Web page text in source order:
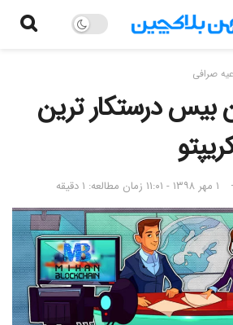
صرافی
بیس درستکار ترین
۱ مهر ۱۳۹۸ - ۱۱:۰۱ زمان مطالعه: ۱ دقیقه